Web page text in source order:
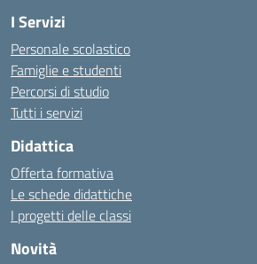
I Servizi
Personale scolastico
Famiglie e studenti
Percorsi di studio
Tutti i servizi
Didattica
Offerta formativa
Le schede didattiche
I progetti delle classi
Novità